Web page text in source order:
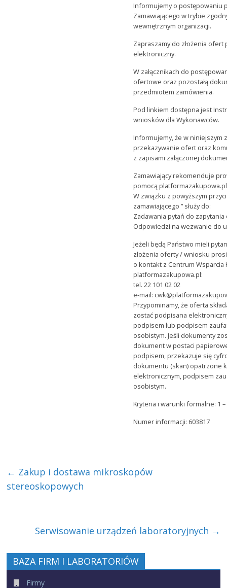
Informujemy o postępowaniu
Zamawiającego w trybie
wewnętrznym organizacji.
Zapraszamy do złożenia
elektroniczny.
W załącznikach do
ofertowe oraz pozostałą
przedmiotem zamówienia.
Pod linkiem dostępna jest
wniosków dla Wykonawców.
Informujemy, że w niniejszym
przekazywanie ofert oraz
z zapisami załączonej
Zamawiający rekomenduje
pomocą
W związku z powyższym
zamawiającego ” służy do:
Zadawania pytań do
Odpowiedzi na wezwanie do
Jeżeli będą Państwo mieli
złożenia oferty / wniosku
o kontakt z Centrum Wsparcia
platformazakupowa.pl:
tel. 22 101 02 02
e-mail:
Przypominamy, że oferta
zostać podpisana
podpisem lub podpisem
osobistym. Jeśli dokumenty
dokument w postaci
podpisem, przekazuje się
dokumentu (skan) opatrzone
elektronicznym, podpisem
osobistym.
Kryteria i warunki formalne: 1
Numer informacji: 603817
← Zakup i dostawa mikroskopów
stereoskopowych
Serwisowanie urządzeń laboratoryjnych →
BAZA FIRM I LABORATORIÓW
Firmy